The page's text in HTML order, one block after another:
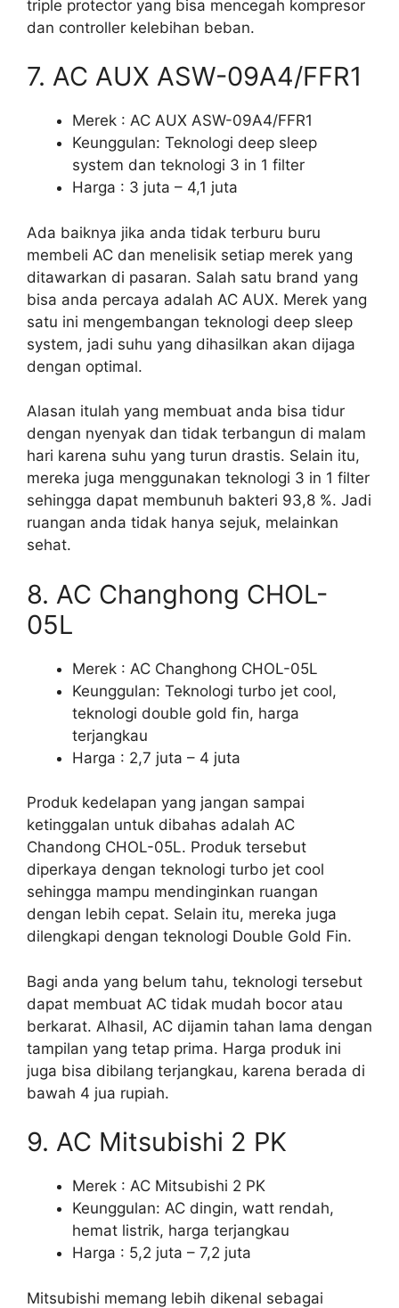
triple protector yang bisa mencegah kompresor
dan controller kelebihan beban.
7. AC AUX ASW-09A4/FFR1
Merek : AC AUX ASW-09A4/FFR1
Keunggulan: Teknologi deep sleep
system dan teknologi 3 in 1 filter
Harga : 3 juta – 4,1 juta
Ada baiknya jika anda tidak terburu buru
membeli AC dan menelisik setiap merek yang
ditawarkan di pasaran. Salah satu brand yang
bisa anda percaya adalah AC AUX. Merek yang
satu ini mengembangan teknologi deep sleep
system, jadi suhu yang dihasilkan akan dijaga
dengan optimal.
Alasan itulah yang membuat anda bisa tidur
dengan nyenyak dan tidak terbangun di malam
hari karena suhu yang turun drastis. Selain itu,
mereka juga menggunakan teknologi 3 in 1 filter
sehingga dapat membunuh bakteri 93,8 %. Jadi
ruangan anda tidak hanya sejuk, melainkan
sehat.
8. AC Changhong CHOL-
05L
Merek : AC Changhong CHOL-05L
Keunggulan: Teknologi turbo jet cool,
teknologi double gold fin, harga
terjangkau
Harga : 2,7 juta – 4 juta
Produk kedelapan yang jangan sampai
ketinggalan untuk dibahas adalah AC
Chandong CHOL-05L. Produk tersebut
diperkaya dengan teknologi turbo jet cool
sehingga mampu mendinginkan ruangan
dengan lebih cepat. Selain itu, mereka juga
dilengkapi dengan teknologi Double Gold Fin.
Bagi anda yang belum tahu, teknologi tersebut
dapat membuat AC tidak mudah bocor atau
berkarat. Alhasil, AC dijamin tahan lama dengan
tampilan yang tetap prima. Harga produk ini
juga bisa dibilang terjangkau, karena berada di
bawah 4 jua rupiah.
9. AC Mitsubishi 2 PK
Merek : AC Mitsubishi 2 PK
Keunggulan: AC dingin, watt rendah,
hemat listrik, harga terjangkau
Harga : 5,2 juta – 7,2 juta
Mitsubishi memang lebih dikenal sebagai